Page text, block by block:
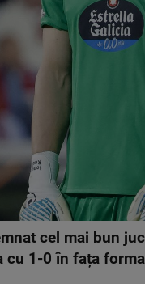
cel mai bun
1-0 în fața